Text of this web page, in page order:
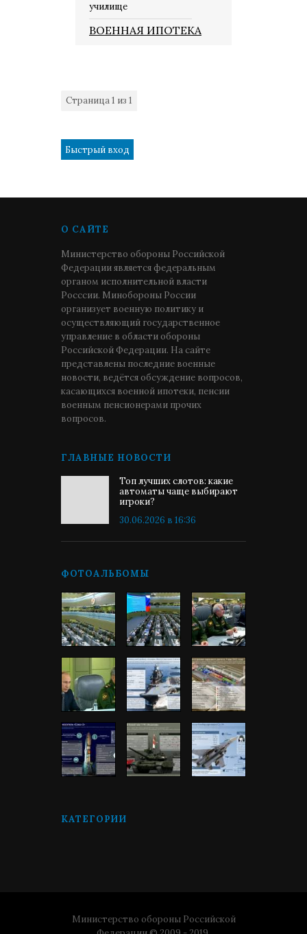
училище
ВОЕННАЯ ИПОТЕКА
Страница1 из 1
О САЙТЕ
Министерство обороны Российской
Федерации является федеральным
органом исполнительной власти
Росссии. Минобороны России
организует военную политику и
осуществляющий государственное
управление в области обороны
Российской Федерации. На сайте
представлены последние военные
новости, ведётся обсуждение вопросов,
касающихся военной ипотеки, пенсии
военным пенсионерами прочих
вопросов.
ГЛАВНЫЕ НОВОСТИ
Топ лучших слотов: какие
автоматы чаще выбирают
игроки?
30.06.2026 в 16:36
ФОТОАЛЬБОМЫ
КАТЕГОРИИ
Министерство обороны Российской